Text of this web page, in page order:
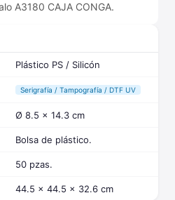
A3180 CAJA CONGA.
Plástico PS / Silicón
Serigrafía / Tampografía / DTF UV
Ø 8.5 x 14.3 cm
Bolsa de plástico.
50 pzas.
44.5 x 44.5 x 32.6 cm